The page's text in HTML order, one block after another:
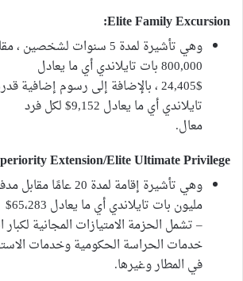
Elite Family Excursion:
وهي تأشيرة لمدة 5 سنوات
800,000 بات تايلاندي أي ما يعادل
تايلاندي أي ما يعادل 9,152$ لكل فرد
معال.
Extension/Elite Ultimate Privilege:
مليون بات تايلاندي أي ما يعادل 65،283$
– تشمل الحزمة الامتيازات المجانية
خدمات الحراسة الحكومية وخدمات
في المطار وغيرها.